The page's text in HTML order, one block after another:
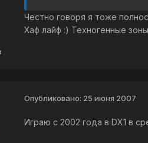
Честно говоря я тоже
Хаф лайф :) Техногенные
Опубликовано: 25 июня 2007
Играю с 2002 года в DX1 в